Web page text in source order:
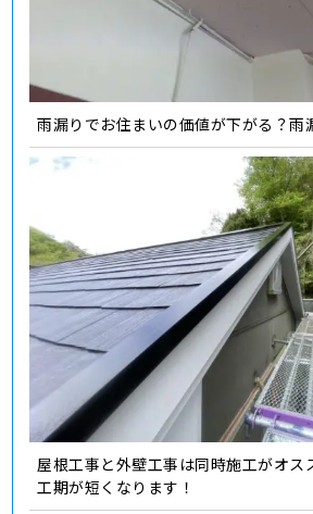
雨漏りでお住まいの価値が下がる？雨
屋根工事と外壁工事は同時施工がオス
工期が短くなります！